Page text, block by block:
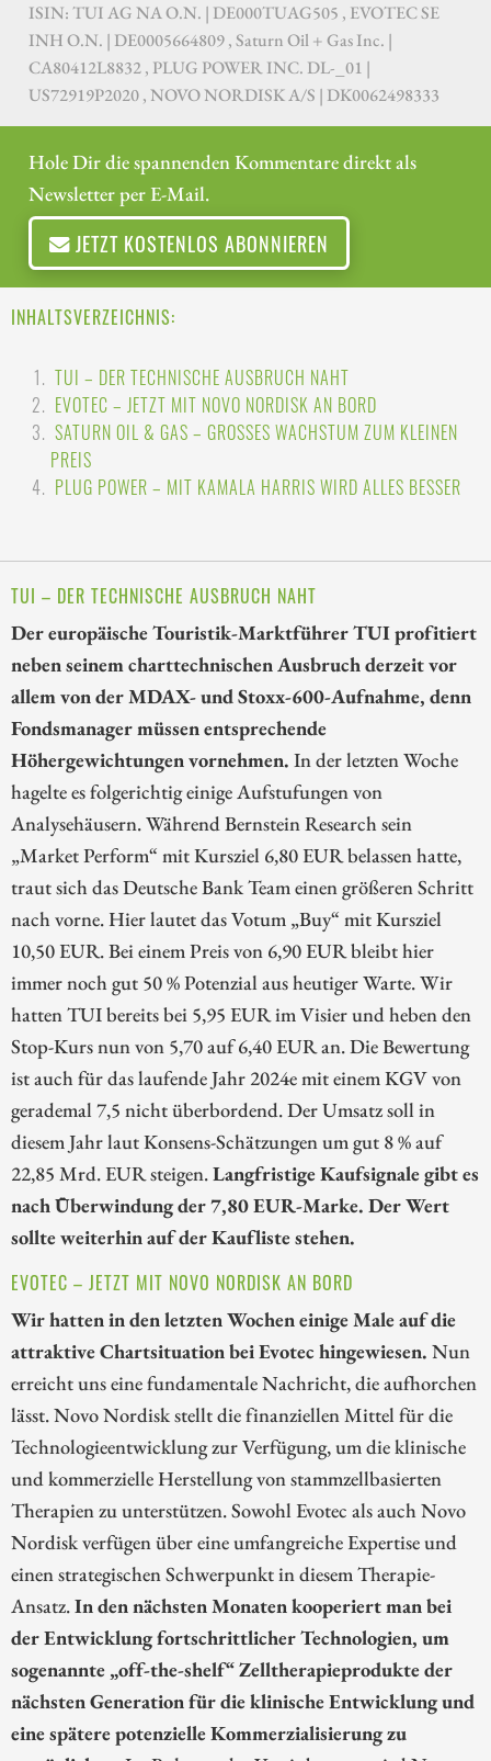
ISIN: TUI AG NA O.N. | DE000TUAG505 , EVOTEC SE
INH O.N. | DE0005664809 , Saturn Oil + Gas Inc. |
CA80412L8832 , PLUG POWER INC. DL-_01 |
US72919P2020 , NOVO NORDISK A/S | DK0062498333
Hole Dir die spannenden Kommentare direkt als
Newsletter per E-Mail.
JETZT KOSTENLOS ABONNIEREN
INHALTSVERZEICHNIS:
TUI – DER TECHNISCHE AUSBRUCH NAHT
EVOTEC – JETZT MIT NOVO NORDISK AN BORD
SATURN OIL & GAS – GROSSES WACHSTUM ZUM KLEINEN P
REIS
PLUG POWER – MIT KAMALA HARRIS WIRD ALLES BESSER
TUI – DER TECHNISCHE AUSBRUCH NAHT
Der europäische Touristik-Marktführer TUI profitiert
neben seinem charttechnischen Ausbruch derzeit vor
allem von der MDAX- und Stoxx-600-Aufnahme, denn
Fondsmanager müssen entsprechende
Höhergewichtungen vornehmen. In der letzten Woche
hagelte es folgerichtig einige Aufstufungen von
Analysehäusern. Während Bernstein Research sein
„Market Perform“ mit Kursziel 6,80 EUR belassen hatte,
traut sich das Deutsche Bank Team einen größeren Schritt
nach vorne. Hier lautet das Votum „Buy“ mit Kursziel
10,50 EUR. Bei einem Preis von 6,90 EUR bleibt hier
immer noch gut 50 % Potenzial aus heutiger Warte. Wir
hatten TUI bereits bei 5,95 EUR im Visier und heben den
Stop-Kurs nun von 5,70 auf 6,40 EUR an. Die Bewertung
ist auch für das laufende Jahr 2024e mit einem KGV von
gerademal 7,5 nicht überbordend. Der Umsatz soll in
diesem Jahr laut Konsens-Schätzungen um gut 8 % auf
22,85 Mrd. EUR steigen.Langfristige Kaufsignale gibt es
nach Überwindung der 7,80 EUR-Marke. Der Wert
sollte weiterhin auf der Kaufliste stehen.
EVOTEC – JETZT MIT NOVO NORDISK AN BORD
Wir hatten in den letzten Wochen einige Male auf die
attraktive Chartsituation bei Evotec hingewiesen. Nun
erreicht uns eine fundamentale Nachricht, die aufhorchen
lässt. Novo Nordisk stellt die finanziellen Mittel für die
Technologieentwicklung zur Verfügung, um die klinische
und kommerzielle Herstellung von stammzellbasierten
Therapien zu unterstützen. Sowohl Evotec als auch Novo
Nordisk verfügen über eine umfangreiche Expertise und
einen strategischen Schwerpunkt in diesem Therapie-
Ansatz.In den nächsten Monaten kooperiert man bei
der Entwicklung fortschrittlicher Technologien, um
sogenannte „off-the-shelf“ Zelltherapieprodukte der
nächsten Generation für die klinische Entwicklung und
eine spätere potenzielle Kommerzialisierung zu